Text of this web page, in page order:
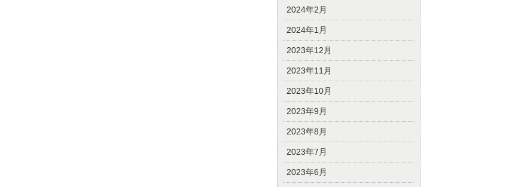
2024年2月
2024年1月
2023年12月
2023年11月
2023年10月
2023年9月
2023年8月
2023年7月
2023年6月